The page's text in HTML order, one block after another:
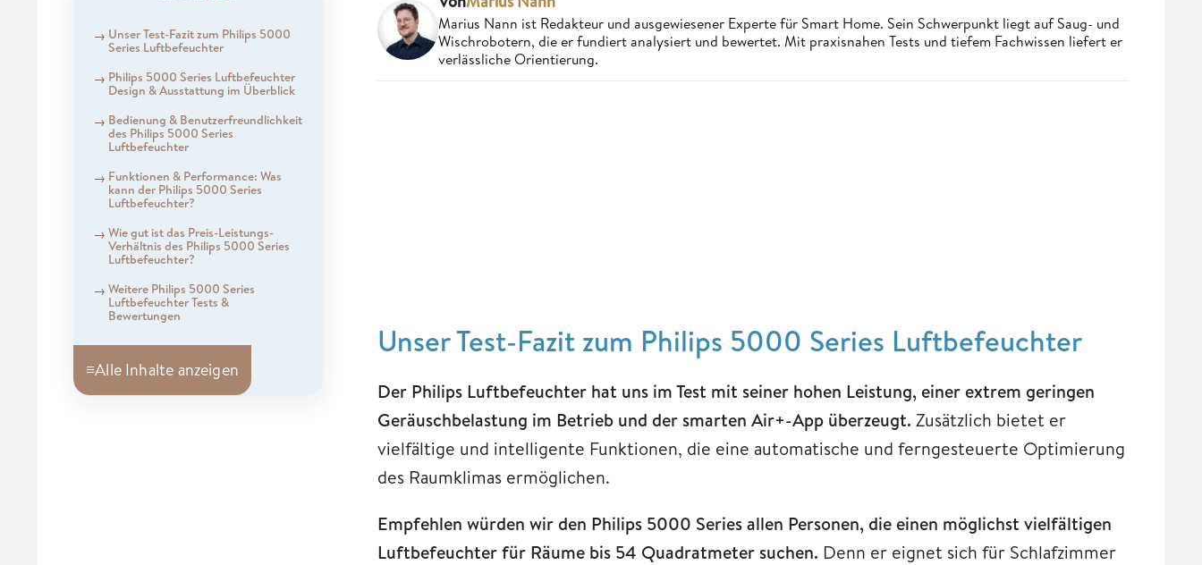
Unser Test-Fazit zum Philips 5000
Series Luftbefeuchter
Philips 5000 Series Luftbefeuchter
Design & Ausstattung im Überblick
Bedienung & Benutzerfreundlichkeit
des Philips 5000 Series
Luftbefeuchter
Funktionen & Performance: Was
kann der Philips 5000 Series
Luftbefeuchter?
Wie gut ist das Preis-Leistungs-
Verhältnis des Philips 5000 Series
Luftbefeuchter?
Weitere Philips 5000 Series
Luftbefeuchter Tests &
Bewertungen
≡Alle Inhalte anzeigen
Marius Nann ist Redakteur und ausgewiesener Experte für Smart Home. Sein Schwerpunkt liegt auf Saug- und
Wischrobotern, die er fundiert analysiert und bewertet. Mit praxisnahen Tests und tiefem Fachwissen liefert er
verlässliche Orientierung.
Unser Test-Fazit zum Philips 5000 Series Luftbefeuchter
Der Philips Luftbefeuchter hat uns im Test mit seiner hohen Leistung, einer extrem geringen
Geräuschbelastung im Betrieb und der smarten Air+-App überzeugt. Zusätzlich bietet er
vielfältige und intelligente Funktionen, die eine automatische und ferngesteuerte Optimierung
des Raumklimas ermöglichen.
Empfehlen würden wir den Philips 5000 Series allen Personen, die einen möglichst vielfältigen
Luftbefeuchter für Räume bis 54 Quadratmeter suchen. Denn er eignet sich für Schlafzimmer